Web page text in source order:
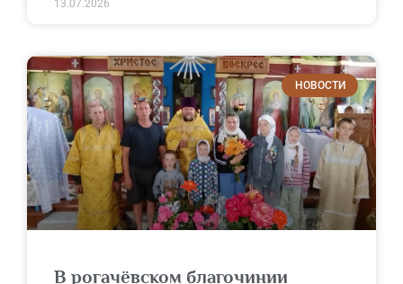
13.07.2026
НОВОСТИ
В рогачёвском благочинии